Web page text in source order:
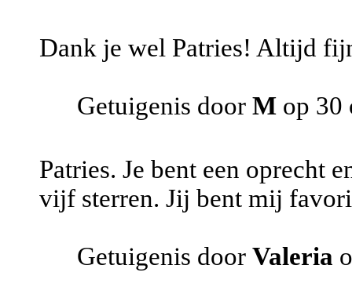
Dank je wel Patries! Altijd
Getuigenis door M op 30
Patries. Je bent een oprecht
vijf sterren. Jij bent mij
Getuigenis door Valeria